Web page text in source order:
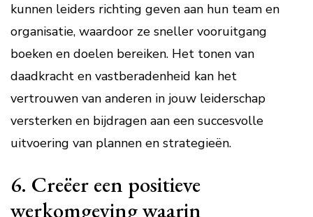
kunnen leiders richting geven aan hun team en
organisatie, waardoor ze sneller vooruitgang
boeken en doelen bereiken. Het tonen van
daadkracht en vastberadenheid kan het
vertrouwen van anderen in jouw leiderschap
versterken en bijdragen aan een succesvolle
uitvoering van plannen en strategieën.
6. Creëer een positieve
werkomgeving waarin